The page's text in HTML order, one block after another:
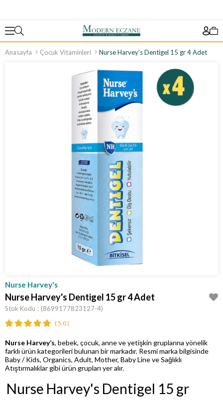
Anasayfa Çocuk Vitaminleri Nurse Harvey's Dentigel 15 gr 4 Adet
Nurse Harvey's
Nurse Harvey's Dentigel 15 gr 4 Adet
Stok Kodu (8699177823127-4)
5.0
Nurse Harvey’s, bebek, çocuk, anne ve yetişkin gruplarına yönelik
farklı ürün kategorileri bulunan bir markadır. Resmi marka bilgisinde
Baby / Kids, Organics, Adult, Mother, Baby Line ve Sağlıklı
Atıştırmalıklar gibi ürün grupları yer alır.
Nurse Harvey's Dentigel 15 gr